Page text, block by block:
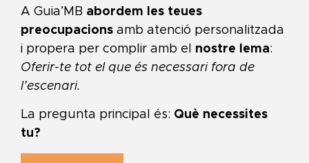
A Guia’MB abordem les teues
preocupacions amb atenció personalitzada
i propera per complir amb el nostre lema:
Oferir-te tot el que és necessari fora de
l’escenari.
La pregunta principal és: Què necessites
tu?